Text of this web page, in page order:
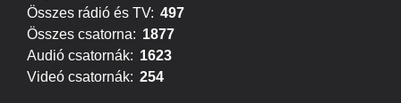
Összes rádió és TV: 497
Összes csatorna: 1877
Audió csatornák: 1623
Videó csatornák: 254